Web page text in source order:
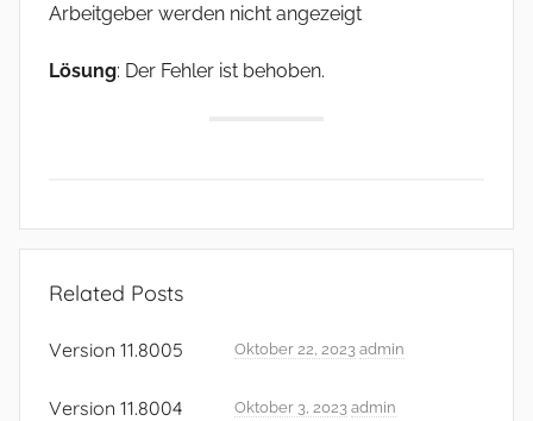
Arbeitgeber werden nicht angezeigt
Lösung: Der Fehler ist behoben.
R
l
s
Related Posts
Version 11.8005 Oktober 22, 2023 admin
Version 11.8004 Oktober 3, 2023 admin